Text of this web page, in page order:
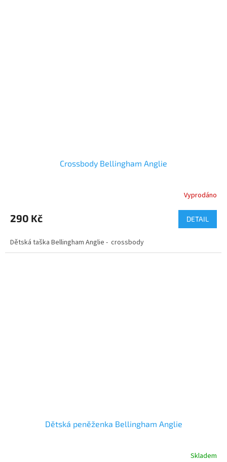
Crossbody Bellingham Anglie
Vyprodáno
290 Kč DETAIL
Dětská taška Bellingham Anglie - crossbody
Dětská peněženka Bellingham Anglie
Skladem